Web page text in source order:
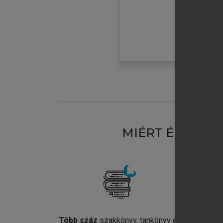
MIÉRT
Több száz szakkönyv, tankönyv és